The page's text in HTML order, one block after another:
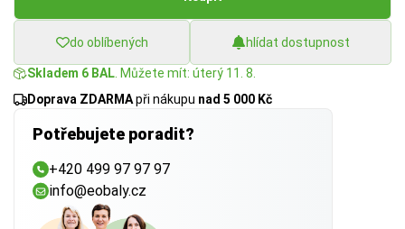
do oblíbených hlídat dostupnost
Skladem 6 BAL . Můžete mít: úterý 11. 8.
Doprava ZDARMApři nákupu nad 5 000 Kč
Potřebujete poradit?
+420 499 97 97 97
info@eobaly.cz